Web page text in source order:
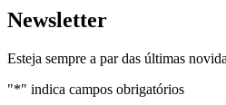
Newsletter
Esteja sempre a par das últimas
"*" indica campos obrigatórios